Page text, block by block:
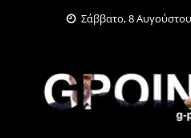
Σάββατο, 8 Αυγούστου
G-